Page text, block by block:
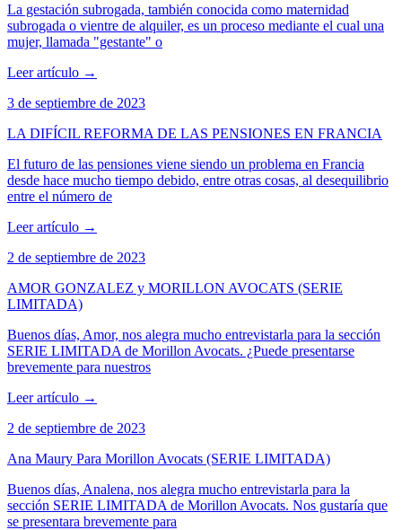
La gestación subrogada, también conocida como maternidad
subrogada o vientre de alquiler, es un proceso mediante el cual una
mujer, llamada "gestante" o
Leer artículo →
3 de septiembre de 2023
LA DIFÍCIL REFORMA DE LAS PENSIONES EN FRANCIA
El futuro de las pensiones viene siendo un problema en Francia
desde hace mucho tiempo debido, entre otras cosas, al desequilibrio
entre el número de
Leer artículo →
2 de septiembre de 2023
AMOR GONZALEZ y MORILLON AVOCATS (SERIE
LIMITADA)
Buenos días, Amor, nos alegra mucho entrevistarla para la sección
SERIE LIMITADA de Morillon Avocats. ¿Puede presentarse
brevemente para nuestros
Leer artículo →
2 de septiembre de 2023
Ana Maury Para Morillon Avocats (SERIE LIMITADA)
Buenos días, Analena, nos alegra mucho entrevistarla para la
sección SERIE LIMITADA de Morillon Avocats. Nos gustaría que
se presentara brevemente para